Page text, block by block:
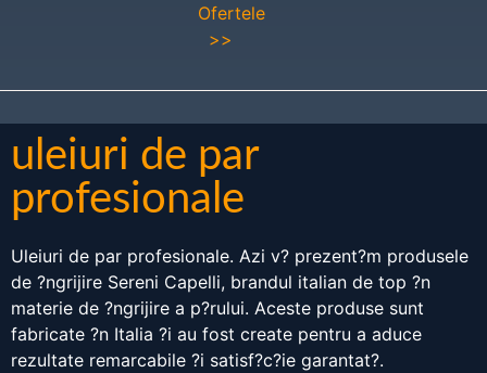
Ofertele
>>
uleiuri de par
profesionale
Uleiuri de par profesionale. Azi v? prezent?m produsele
de ?ngrijire Sereni Capelli, brandul italian de top ?n
materie de ?ngrijire a p?rului. Aceste produse sunt
fabricate ?n Italia ?i au fost create pentru a aduce
rezultate remarcabile ?i satisf?c?ie garantat?.